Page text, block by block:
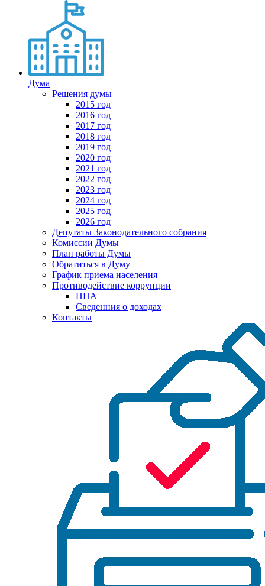
Дума
Решения думы
2015 год
2016 год
2017 год
2018 год
2019 год
2020 год
2021 год
2022 год
2023 год
2024 год
2025 год
2026 год
Депутаты Законодательного собрания
Комиссии Думы
План работы Думы
Обратиться в Думу
График приема населения
Противодействие коррупции
НПА
Сведенния о доходах
Контакты